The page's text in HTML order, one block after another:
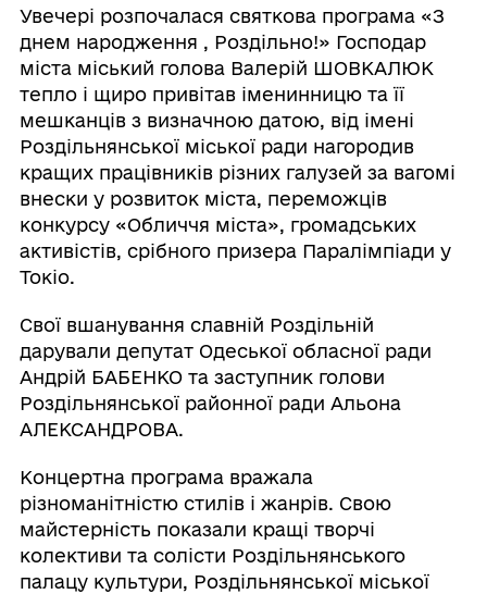
Увечері розпочалася святкова програма «З
днем народження , Роздільно!» Господар
міста міський голова Валерій ШОВКАЛЮК
тепло і щиро привітав іменинницю та її
мешканців з визначною датою, від імені
Роздільнянської міської ради нагородив
кращих працівників різних галузей за вагомі
внески у розвиток міста, переможців
конкурсу «Обличчя міста», громадських
активістів, срібного призера Паралімпіади у
Токіо.
Свої вшанування славній Роздільній
дарували депутат Одеської обласної ради
Андрій БАБЕНКО та заступник голови
Роздільнянської районної ради Альона
АЛЕКСАНДРОВА.
Концертна програма вражала
різноманітністю стилів і жанрів. Свою
майстерність показали кращі творчі
колективи та солісти Роздільнянського
палацу культури, Роздільнянської міської